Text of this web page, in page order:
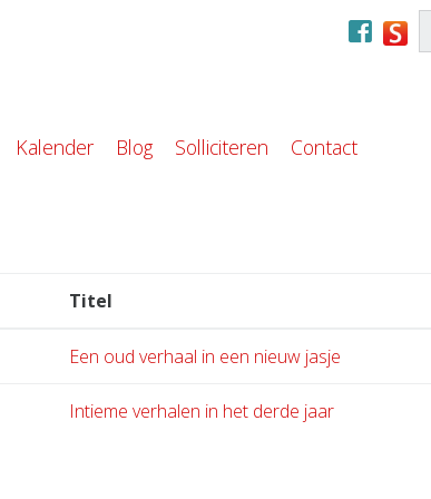
Kalender Blog Solliciteren Contact
Titel
Een oud verhaal in een nieuw jasje
Intieme verhalen in het derde jaar